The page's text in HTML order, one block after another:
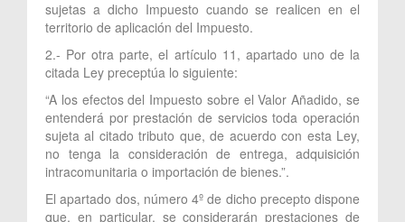
sujetas a dicho Impuesto cuando se realicen en el
territorio de aplicación del Impuesto.
2.- Por otra parte, el artículo 11, apartado uno de la
citada Ley preceptúa lo siguiente:
“A los efectos del Impuesto sobre el Valor Añadido, se
entenderá por prestación de servicios toda operación
sujeta al citado tributo que, de acuerdo con esta Ley,
no tenga la consideración de entrega, adquisición
intracomunitaria o importación de bienes.”.
El apartado dos, número 4º de dicho precepto dispone
que, en particular, se considerarán prestaciones de